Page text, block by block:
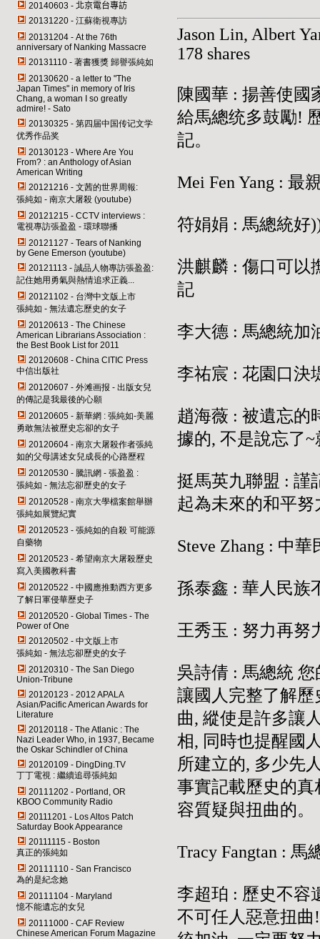
20140603 - 北京電台專訪
20131220 - 江蘇衛視專訪
20131204 - At the 76th
anniversary of Nanking Massacre
20131110 - 著書獲獎 歸譽張純如
20130620 - a letter to "The
Japan Times" in memory of Iris
Chang, a woman I so greatly
admire! - Sato
20130325 - 第四届中国传记文学
优秀作品奖
20130123 - Where Are You
From? : an Anthology of Asian
American Writing
20121216 - 文茜的世界周報:
張純如 - 南京大屠殺 (youtube)
20121215 - CCTV interviews :
電視專訪張盈盈 - 環球聯播
20121127 - Tears of Nanking
by Gene Emerson (youtube)
20121113 - 誠品人物專訪張盈盈:
記住她用勇氣與熱情追求正義...
20121102 - 台灣中文版上市
張純如 - 無法遺忘歷史的女子
20120613 - The Chinese
American Librarians Association :
the Best Book List for 2011
20120608 - China CITIC Press
中信出版社
20120607 - 外滩画报 - 出版女兒
的傳記是我最後的心願
20120605 - 新華網 : 張純如-美麗
勇敢無法被歷史忘卻的女子
20120604 - 南京大屠殺作者張純
如的父母講述女兒成長的心路歷程
20120530 - 騰訊網 - 張盈盈 :
張純如 - 無法忘卻歷史的女子
20120528 - 南京大學檔案館舉辦
張純如展覽紀實
20120523 - 張純如的自殺 可能源
自藥物
20120523 - 希望南京大屠殺歷史
寫入美國教科書
20120522 - 中國應推動西方更多
了解日軍侵華歷史子
20120520 - Global Times - The
Power of One
20120502 - 中文版上市
張純如 - 無法忘卻歷史的女子
20120310 - The San Diego
Union-Tribune
20120123 - 2012 APALA
Asian/Pacific American Awards for
Literature
20120118 - The Atlanic : The
Nazi Leader Who, in 1937, Became
the Oskar Schindler of China
20120109 - DingDing.TV
丁丁電視 : 繼續追尋張純如
20111202 - Portland, OR
KBOO Community Radio
20111201 - Los Altos Patch
Saturday Book Appearance
20111115 - Boston
真正的張純如
20111110 - San Francisco
為的是紀念她
20111104 - Maryland
憶不能遺忘的女兒
20111000 - CAF Review
Chinese American Forum Magazine
Jason Lin, Albert
178 shares
陳國華 : 揚善使國
給馬總统多鼓勵!
記。
Mei Fen Yang : 最
符娟娟 : 馬總統好
洪麒麟 : 傷口可以
記
李大德 : 馬總統加
李祐宸 : 花園口決
趙海薇 : 被遺忘的
據的, 不是說忘了
挺馬英九聯盟 : 謹
起為未來的和平
Steve Zhang : 中
孫泰鑫 : 華人民族
王秀玉 : 努力再努
吳詩倩 : 馬總統
讓國人完整了解
曲, 縱使是許多讓
相, 同時也提醒國
所建立的, 多少先
事實記載歷史的
容質疑與扭曲的
Tracy Fangtan : 馬
李超珀 : 歷史不容
不可任人惡意扭